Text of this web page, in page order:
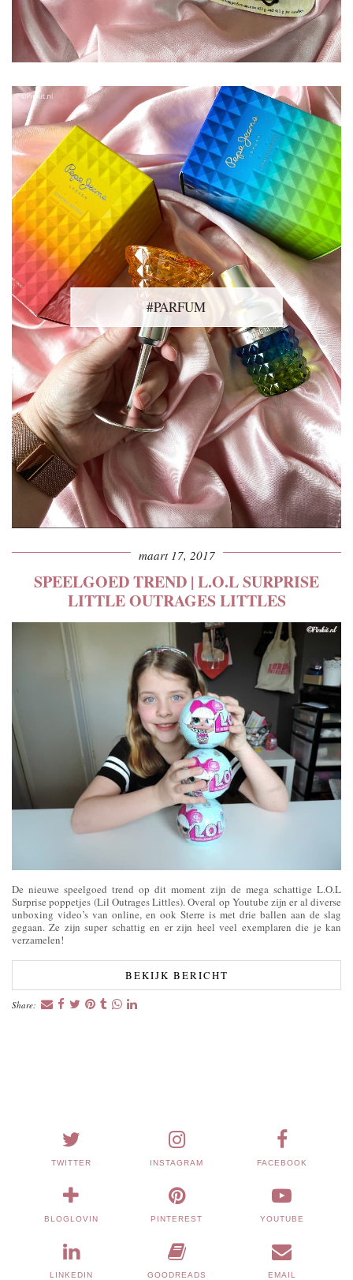
#PARFUM
maart 17, 2017
SPEELGOED TREND | L.O.L SURPRISE
LITTLE OUTRAGES LITTLES
De nieuwe speelgoed trend op dit moment zijn de mega schattige L.O.L
Surprise poppetjes (Lil Outrages Littles). Overal op Youtube zijn er al diverse
unboxing video’s van online, en ook Sterre is met drie ballen aan de slag
gegaan. Ze zijn super schattig en er zijn heel veel exemplaren die je kan
verzamelen!
BEKIJK BERICHT
Share:
TWITTER INSTAGRAM FACEBOOK
BLOGLOVIN PINTEREST YOUTUBE
LINKEDIN GOODREADS EMAIL